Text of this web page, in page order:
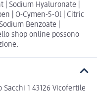
Sodium Hyaluronate |
| O-Cymen-5-Ol | Citric
Benzoate |
shop online possono
1 43126 Vicofertile